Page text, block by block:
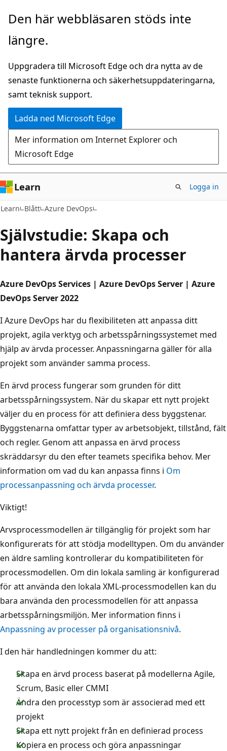
Hoppa
huvudinnehåll
Den här webbläsaren stöds inte
längre.
Uppgradera till Microsoft Edge och dra nytta av de
senaste funktionerna och säkerhetsuppdateringarna,
samt teknisk support.
Ladda ned Microsoft Edge
Mer information om Internet Explorer och
Microsoft Edge
Learn Logga in
Learn Blått Azure DevOps
Självstudie: Skapa och
hantera ärvda processer
Azure DevOps Services | Azure DevOps Server | Azure
DevOps Server 2022
I Azure DevOps har du flexibiliteten att anpassa ditt
projekt, agila verktyg och arbetsspårningssystemet med
hjälp av ärvda processer. Anpassningarna gäller för alla
projekt som använder samma process.
En ärvd process fungerar som grunden för ditt
arbetsspårningssystem. När du skapar ett nytt projekt
väljer du en process för att definiera dess byggstenar.
Byggstenarna omfattar typer av arbetsobjekt, tillstånd, fält
och regler. Genom att anpassa en ärvd process
skräddarsyr du den efter teamets specifika behov. Mer
information om vad du kan anpassa finns i Om
processanpassning och ärvda processer.
Viktigt!
Arvsprocessmodellen är tillgänglig för projekt som har
konfigurerats för att stödja modelltypen. Om du använder
en äldre samling kontrollerar du kompatibiliteten för
processmodellen. Om din lokala samling är konfigurerad
för att använda den lokala XML-processmodellen kan du
bara använda den processmodellen för att anpassa
arbetsspårningsmiljön. Mer information finns i
Anpassning av processer på organisationsnivå.
I den här handledningen kommer du att:
Skapa en ärvd process baserat på modellerna Agile,
Scrum, Basic eller CMMI
Ändra den processtyp som är associerad med ett
projekt
Skapa ett nytt projekt från en definierad process
Kopiera en process och göra anpassningar